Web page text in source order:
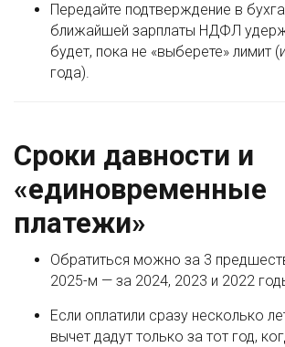
Передайте подтверждение в
ближайшей зарплаты НДФЛ
будет, пока не «выберете» лимит
года).
Сроки давности и
«единовременные
платежи»
Обратиться можно за 3
2025-м — за 2024, 2023 и 2022
Если оплатили сразу несколько
вычет дадут только за тот год,